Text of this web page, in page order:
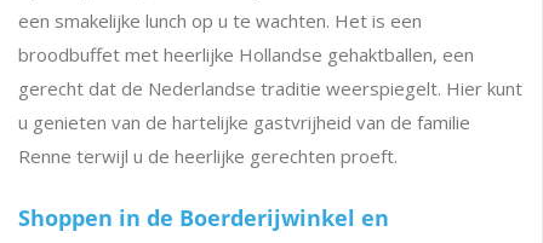
een smakelijke lunch op u te wachten. Het is een
broodbuffet met heerlijke Hollandse gehaktballen, een
gerecht dat de Nederlandse traditie weerspiegelt. Hier kunt
u genieten van de hartelijke gastvrijheid van de familie
Renne terwijl u de heerlijke gerechten proeft.
Shoppen in de Boerderijwinkel en